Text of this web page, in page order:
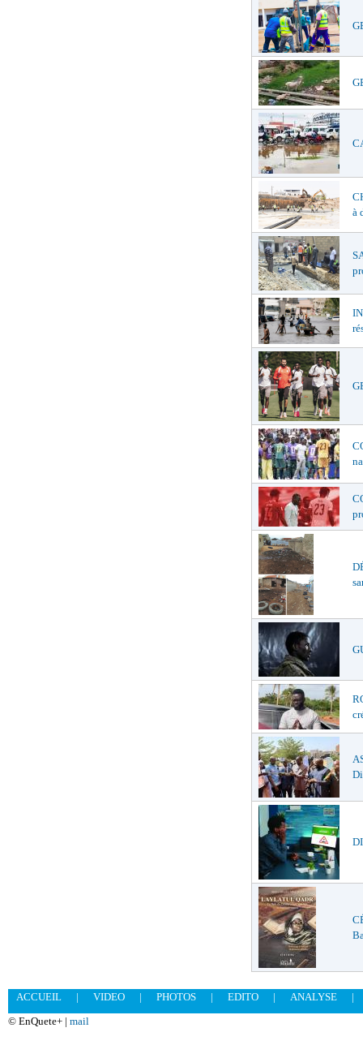
à
ACCUEIL | VIDEO | PHOTOS | EDITO | ANALYSE
|
© EnQuete+ | mail